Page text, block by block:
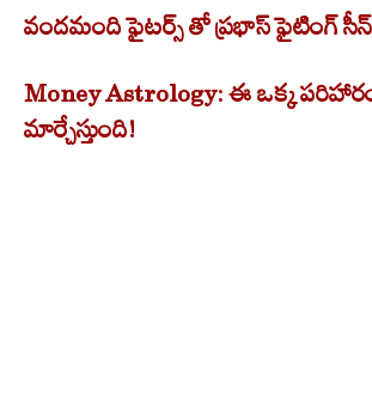
వందమంది ఫైటర్స్ తో ప్రభాస్ ఫైటింగ్
Money Astrology: ఈ ఒక్క
మార్చేస్తుంది!